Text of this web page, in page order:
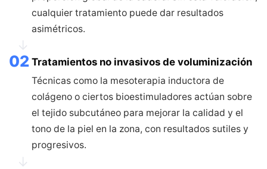
cualquier tratamiento puede dar resultados
asimétricos.
↓
02 Tratamientos no invasivos de voluminización
Técnicas como la mesoterapia inductora de
colágeno o ciertos bioestimuladores actúan sobre
el tejido subcutáneo para mejorar la calidad y el
tono de la piel en la zona, con resultados sutiles y
progresivos.
↓